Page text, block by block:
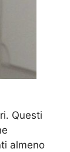
Questi
almeno